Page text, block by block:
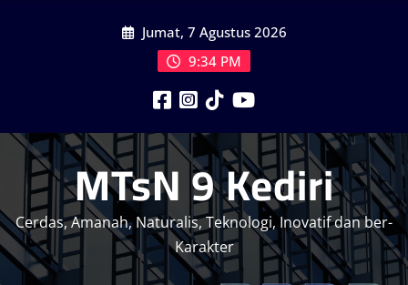
Jumat, 7 Agustus 2026
9:34 PM
MTsN 9 Kediri
Cerdas, Amanah, Naturalis, Teknologi, Inovatif dan ber-
Karakter